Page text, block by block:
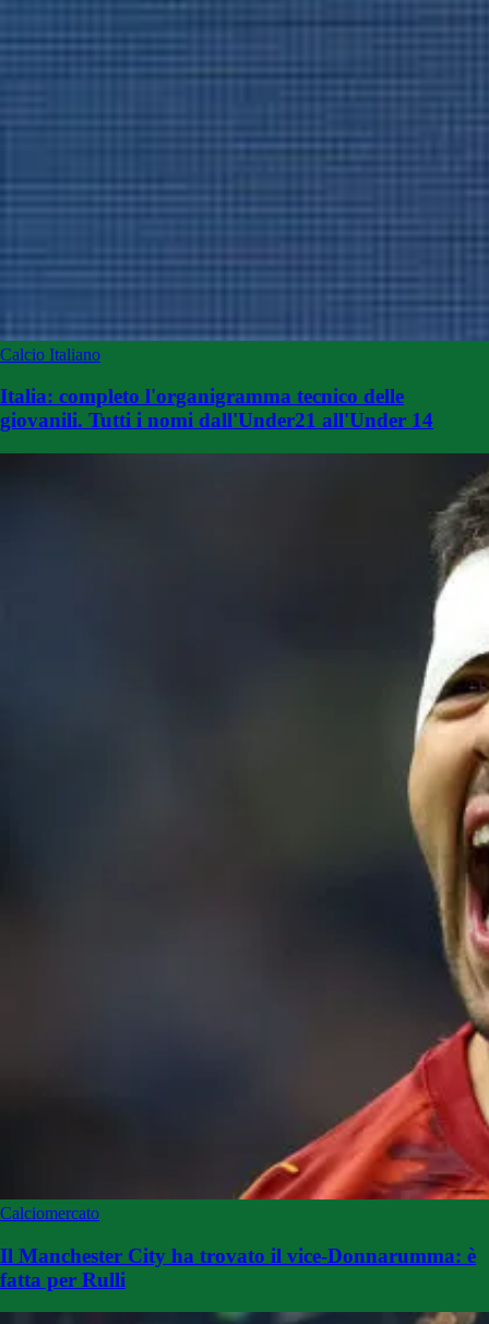
Calcio Italiano
Italia: completo l'organigramma tecnico delle
giovanili. Tutti i nomi dall'Under21 all'Under 14
Calciomercato
Il Manchester City ha trovato il vice-Donnarumma: è
fatta per Rulli